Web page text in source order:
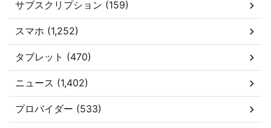
サブスクリプション (159)
スマホ (1,252)
タブレット (470)
ニュース (1,402)
プロバイダー (533)